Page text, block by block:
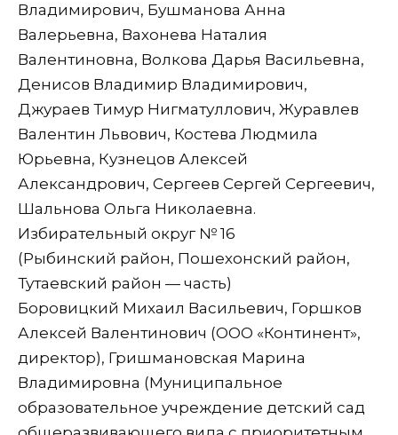
Владимирович, Бушманова Анна
Валерьевна, Вахонева Наталия
Валентиновна, Волкова Дарья Васильевна,
Денисов Владимир Владимирович,
Джураев Тимур Нигматуллович, Журавлев
Валентин Львович, Костева Людмила
Юрьевна, Кузнецов Алексей
Александрович, Сергеев Сергей Сергеевич,
Шальнова Ольга Николаевна.
Избирательный округ № 16
(Рыбинский район, Пошехонский район,
Тутаевский район — часть)
Боровицкий Михаил Васильевич, Горшков
Алексей Валентинович (ООО «Континент»,
директор), Гришмановская Марина
Владимировна (Муниципальное
образовательное учреждение детский сад